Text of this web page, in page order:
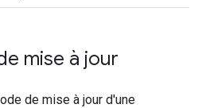
mise à jour
de mise à jour d'une